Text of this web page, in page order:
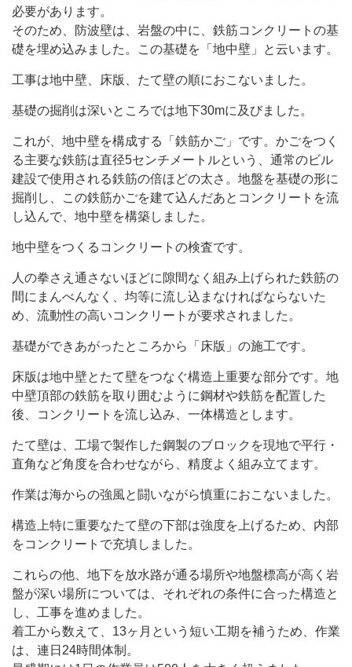
必要があります。
そのため、防波壁は、岩盤の中に、鉄筋コンクリートの基
礎を埋め込みました。この基礎を「地中壁」と云います。
工事は地中壁、床版、たて壁の順におこないました。
基礎の掘削は深いところでは地下30mに及びました。
これが、地中壁を構成する「鉄筋かご」です。かごをつく
る主要な鉄筋は直径5センチメートルという、通常のビル
建設で使用される鉄筋の倍ほどの太さ。地盤を基礎の形に
掘削し、この鉄筋かごを建て込んだあとコンクリートを流
し込んで、地中壁を構築しました。
地中壁をつくるコンクリートの検査です。
人の拳さえ通さないほどに隙間なく組み上げられた鉄筋の
間にまんべんなく、均等に流し込まなければならないた
め、流動性の高いコンクリートが要求されました。
基礎ができあがったところから「床版」の施工です。
床版は地中壁とたて壁をつなぐ構造上重要な部分です。地
中壁頂部の鉄筋を取り囲むように鋼材や鉄筋を配置した
後、コンクリートを流し込み、一体構造とします。
たて壁は、工場で製作した鋼製のブロックを現地で平行・
直角など角度を合わせながら、精度よく組み立てます。
作業は海からの強風と闘いながら慎重におこないました。
構造上特に重要なたて壁の下部は強度を上げるため、内部
をコンクリートで充填しました。
これらの他、地下を放水路が通る場所や地盤標高が高く岩
盤が深い場所については、それぞれの条件に合った構造と
し、工事を進めました。
着工から数えて、13ヶ月という短い工期を補うため、作業
は、連日24時間体制。